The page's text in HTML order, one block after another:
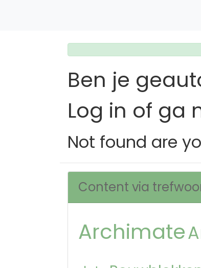
Ben je
Log in of ga
Not found are
Content via
Archimate